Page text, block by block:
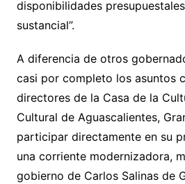
disponibilidades
sustancial”.
A diferencia de otros
casi por completo los asuntos
directores de la Casa de la
Cultural de Aguascalientes,
participar directamente en su
una corriente modernizadora,
gobierno de Carlos Salinas de